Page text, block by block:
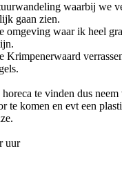
waarbij we
gaan zien.
omgeving waar ik heel
Krimpenerwaard
horeca te vinden dus
te komen en evt een
uur